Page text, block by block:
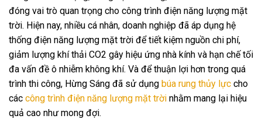
đóng vai trò quan trọng cho công trình điện năng lượng mặt
trời. Hiện nay, nhiều cá nhân, doanh nghiệp đã áp dụng hệ
thống điện năng lượng mặt trời để tiết kiệm nguồn chi phí,
giảm lượng khí thải CO2 gây hiệu ứng nhà kính và hạn chế tối
đa vấn đề ô nhiễm không khí. Và để thuận lợi hơn trong quá
trình thi công, Hừng Sáng đã sử dụng búa rung thủy lực cho
các công trình điện năng lượng mặt trời nhằm mang lại hiệu
quả cao như mong đợi.